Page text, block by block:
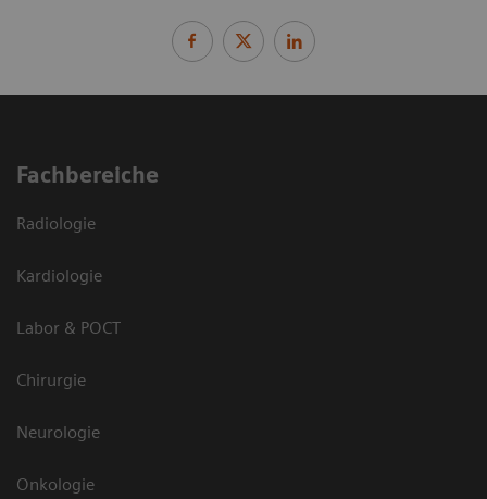
Fachbereiche
Radiologie
Kardiologie
Labor & POCT
Chirurgie
Neurologie
Onkologie